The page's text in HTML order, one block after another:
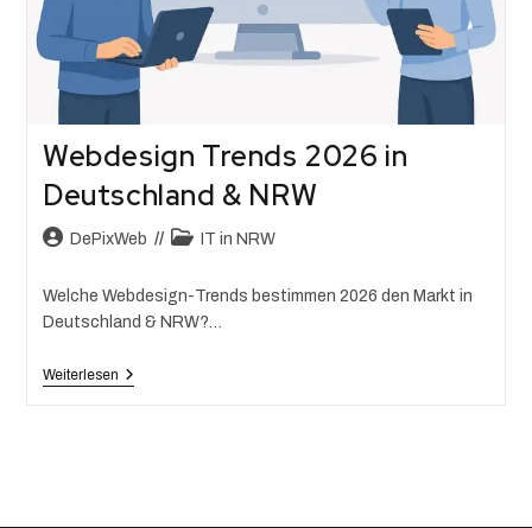
Webdesign Trends 2026 in
Deutschland & NRW
DePixWeb IT in NRW
Welche Webdesign-Trends bestimmen 2026 den Markt in
Deutschland & NRW?…
Weiterlesen